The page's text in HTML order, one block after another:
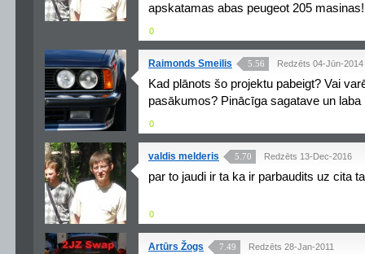
apskatamas abas peugeot 205
0
Raimonds Smeilis 5.56 Redzēts 04-Jūn-2014
Kad plānots šo projektu pabeigt? Vai
pasākumos? Pinācīga sagatave un
0
valdis melderis 5.70 Redzēts 13-Dec-2016
par to jaudi ir ta ka ir parbaudits uz cita
0
Artūrs Žogs 7.49 Redzēts 28-Jan-2011